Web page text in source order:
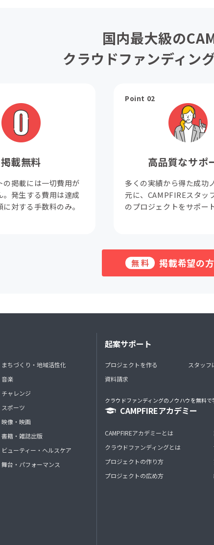
国内最大級の
クラウドファンディン
掲載無料
の掲載には一切費用が
。発生する費用は達成
に対する手数料のみ。
Point 02
高品質なサポ
多くの実績から得た成功
元に、CAMPFIREスタッ
のプロジェクトをサポー
無料 掲載希望の
まちづくり・地域活性化
音楽
チャレンジ
スポーツ
映像・映画
書籍・雑誌出版
ビューティー・ヘルスケア
舞台・パフォーマンス
起案サポート
プロジェクトを作る
資料請求
スタッフ
クラウドファンディングのノウハウを無料で
CAMPFIREアカデミー
CAMPFIREアカデミーとは
クラウドファンディングとは
プロジェクトの作り方
プロジェクトの広め方